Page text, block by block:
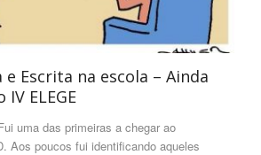
e Escrita na escola – Ainda
IV ELEGE
uma das primeiras a chegar ao
Aos poucos fui identificando aqueles